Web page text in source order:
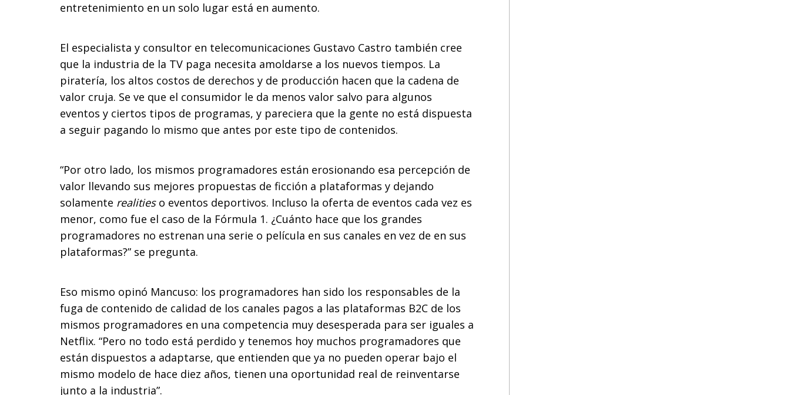
entretenimiento en un solo lugar está en aumento.
El especialista y consultor en telecomunicaciones Gustavo Castro también cree
que la industria de la TV paga necesita amoldarse a los nuevos tiempos. La
piratería, los altos costos de derechos y de producción hacen que la cadena de
valor cruja. Se ve que el consumidor le da menos valor salvo para algunos
eventos y ciertos tipos de programas, y pareciera que la gente no está dispuesta
a seguir pagando lo mismo que antes por este tipo de contenidos.
“Por otro lado, los mismos programadores están erosionando esa percepción de
valor llevando sus mejores propuestas de ficción a plataformas y dejando
solamente realitieso eventos deportivos. Incluso la oferta de eventos cada vez es
menor, como fue el caso de la Fórmula 1. ¿Cuánto hace que los grandes
programadores no estrenan una serie o película en sus canales en vez de en sus
plataformas?” se pregunta.
Eso mismo opinó Mancuso: los programadores han sido los responsables de la
fuga de contenido de calidad de los canales pagos a las plataformas B2C de los
mismos programadores en una competencia muy desesperada para ser iguales a
Netflix. “Pero no todo está perdido y tenemos hoy muchos programadores que
están dispuestos a adaptarse, que entienden que ya no pueden operar bajo el
mismo modelo de hace diez años, tienen una oportunidad real de reinventarse
junto a la industria”.